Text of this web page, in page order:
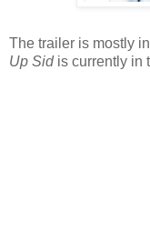
The trailer is mostly
Up Sidis currently in